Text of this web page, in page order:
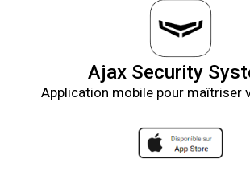
Ajax Security
Application mobile pour maîtriser